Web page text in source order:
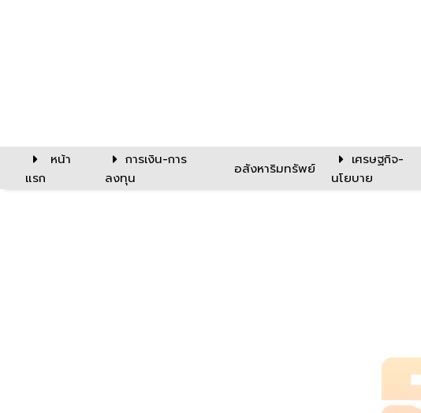
หน้า
แรก
การเงิน-การ
ลงทุน
อสังหาริมทรัพย์
เศรษฐกิจ-
นโยบาย